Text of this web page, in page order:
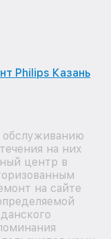
Philips Казань
обслуживанию
на них
центр в
на сайте